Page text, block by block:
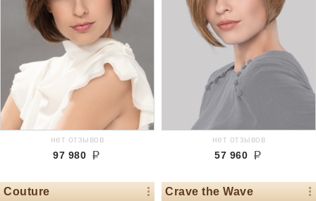
нет отзывов
97 980
нет отзывов
57 960
Couture Crave the Wave